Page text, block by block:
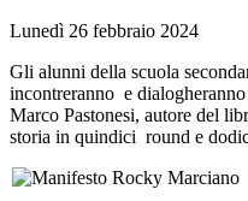
Lunedì 26 febbraio 2024
Gli alunni della scuola
incontreranno e
Marco Pastonesi, autore del
storia in quindici round e